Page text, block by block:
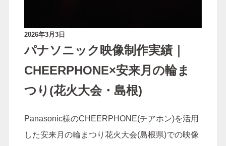
2026年3月3日
パナソニック映像制作実績｜
CHEERPHONE×安来月の輪ま
つり(花火大会・島根)
Panasonic様のCHEERPHONE(チアホン)を活用
した安来月の輪まつり花火大会(島根県)での映像